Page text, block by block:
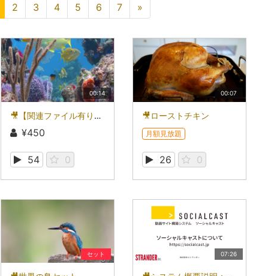
2 3 4 5 6 7 »
00:14
🎥【関連ファイル有り】海の中
¥450
54 0
00:07
🎥ローストチキン
月額見放題
26 0
セット 07:26